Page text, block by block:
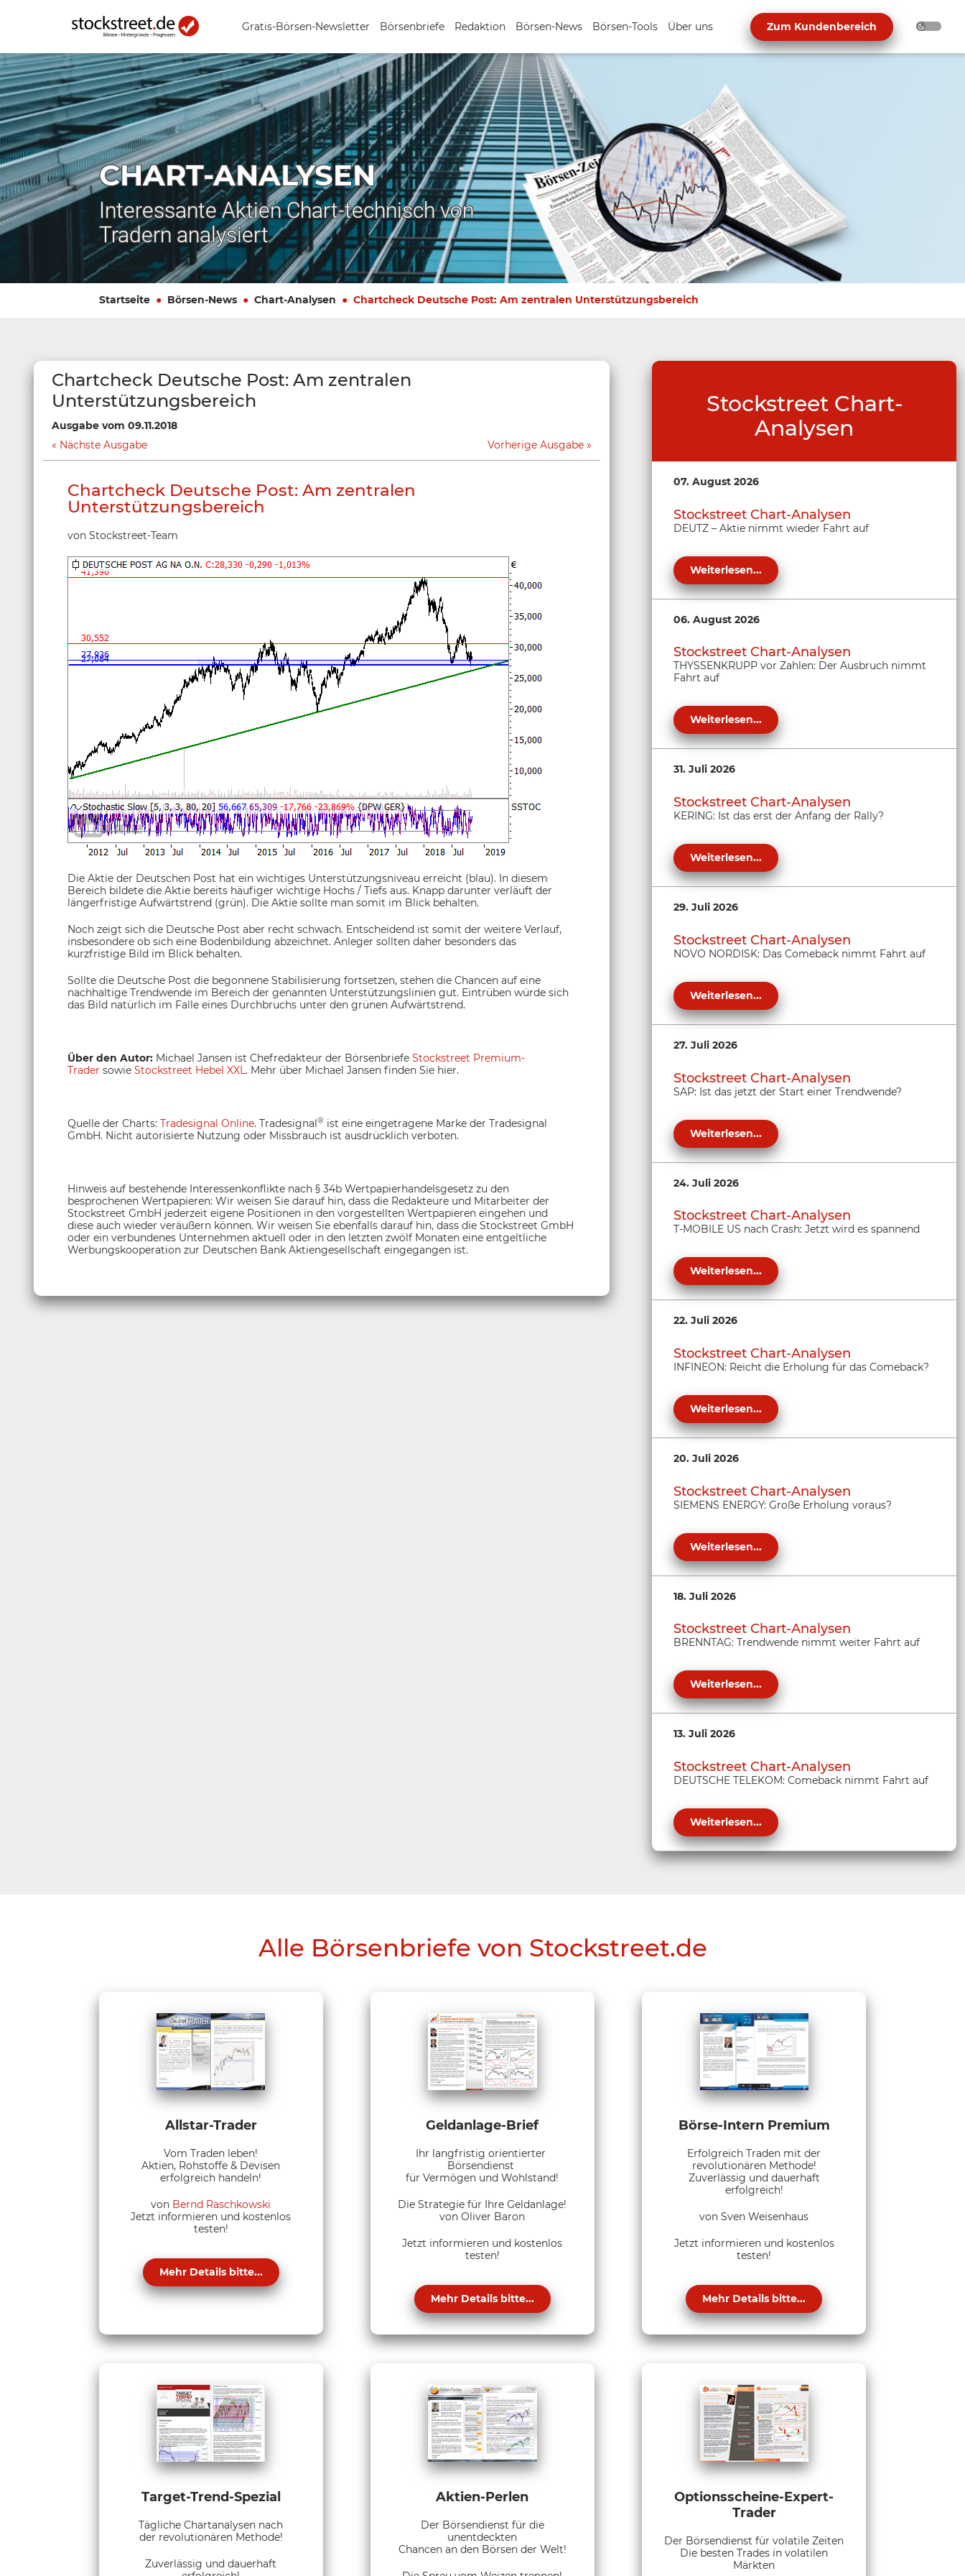
Gratis-Börsen-Newsletter Börsenbriefe Redaktion Börsen-News Börsen-Tools Über uns Zum Kundenbereich
CHART-ANALYSEN
Interessante Aktien Chart-technisch von
Tradern analysiert
Startseite Börsen-News Chart-Analysen Chartcheck Deutsche Post: Am zentralen Unterstützungsbereich
Chartcheck Deutsche Post: Am zentralen
Unterstützungsbereich
Ausgabe vom 09.11.2018
Nächste Ausgabe
Vorherige Ausgabe
Chartcheck Deutsche Post: Am zentralen
Unterstützungsbereich
von Stockstreet-Team
Die Aktie der Deutschen Post hat ein wichtiges Unterstützungsniveau erreicht (blau). In diesem
Bereich bildete die Aktie bereits häufiger wichtige Hochs / Tiefs aus. Knapp darunter verläuft der
längerfristige Aufwärtstrend (grün). Die Aktie sollte man somit im Blick behalten.
Noch zeigt sich die Deutsche Post aber recht schwach. Entscheidend ist somit der weitere Verlauf,
insbesondere ob sich eine Bodenbildung abzeichnet. Anleger sollten daher besonders das
kurzfristige Bild im Blick behalten.
Sollte die Deutsche Post die begonnene Stabilisierung fortsetzen, stehen die Chancen auf eine
nachhaltige Trendwende im Bereich der genannten Unterstützungslinien gut. Eintrüben würde sich
das Bild natürlich im Falle eines Durchbruchs unter den grünen Aufwärtstrend.
Über den Autor: Michael Jansen ist Chefredakteur der Börsenbriefe Stockstreet Premium-
Trader sowie Stockstreet Hebel XXL. Mehr über Michael Jansen finden Sie hier.
Quelle der Charts: Tradesignal Online. Tradesignal® ist eine eingetragene Marke der Tradesignal
GmbH. Nicht autorisierte Nutzung oder Missbrauch ist ausdrücklich verboten.
Hinweis auf bestehende Interessenkonflikte nach § 34b Wertpapierhandelsgesetz zu den
besprochenen Wertpapieren: Wir weisen Sie darauf hin, dass die Redakteure und Mitarbeiter der
Stockstreet GmbH jederzeit eigene Positionen in den vorgestellten Wertpapieren eingehen und
diese auch wieder veräußern können. Wir weisen Sie ebenfalls darauf hin, dass die Stockstreet GmbH
oder ein verbundenes Unternehmen aktuell oder in den letzten zwölf Monaten eine entgeltliche
Werbungskooperation zur Deutschen Bank Aktiengesellschaft eingegangen ist.
Stockstreet Chart-
Analysen
07. August 2026
Stockstreet Chart-Analysen
DEUTZ – Aktie nimmt wieder Fahrt auf
Weiterlesen...
06. August 2026
Stockstreet Chart-Analysen
THYSSENKRUPP vor Zahlen: Der Ausbruch nimmt
Fahrt auf
Weiterlesen...
31. Juli 2026
Stockstreet Chart-Analysen
KERING: Ist das erst der Anfang der Rally?
Weiterlesen...
29. Juli 2026
Stockstreet Chart-Analysen
NOVO NORDISK: Das Comeback nimmt Fahrt auf
Weiterlesen...
27. Juli 2026
Stockstreet Chart-Analysen
SAP: Ist das jetzt der Start einer Trendwende?
Weiterlesen...
24. Juli 2026
Stockstreet Chart-Analysen
T-MOBILE US nach Crash: Jetzt wird es spannend
Weiterlesen...
22. Juli 2026
Stockstreet Chart-Analysen
INFINEON: Reicht die Erholung für das Comeback?
Weiterlesen...
20. Juli 2026
Stockstreet Chart-Analysen
SIEMENS ENERGY: Große Erholung voraus?
Weiterlesen...
18. Juli 2026
Stockstreet Chart-Analysen
BRENNTAG: Trendwende nimmt weiter Fahrt auf
Weiterlesen...
13. Juli 2026
Stockstreet Chart-Analysen
DEUTSCHE TELEKOM: Comeback nimmt Fahrt auf
Weiterlesen...
Alle Börsenbriefe von Stockstreet.de
Allstar-Trader
Vom Traden leben!
Aktien, Rohstoffe & Devisen
erfolgreich handeln!
von Bernd Raschkowski
Jetzt informieren und kostenlos
testen!
Mehr Details bitte...
Geldanlage-Brief
Ihr langfristig orientierter
Börsendienst
für Vermögen und Wohlstand!
Die Strategie für Ihre Geldanlage!
von Oliver Baron
Jetzt informieren und kostenlos
testen!
Mehr Details bitte...
Börse-Intern Premium
Erfolgreich Traden mit der
revolutionären Methode!
Zuverlässig und dauerhaft
erfolgreich!
von Sven Weisenhaus
Jetzt informieren und kostenlos
testen!
Mehr Details bitte...
Target-Trend-Spezial
Tägliche Chartanalysen nach
der revolutionären Methode!
Zuverlässig und dauerhaft
Aktien-Perlen
Der Börsendienst für die
unentdeckten
Chancen an den Börsen der Welt!
Optionsscheine-Expert-
Trader
Der Börsendienst für volatile Zeiten
Die besten Trades in volatilen
Märkten